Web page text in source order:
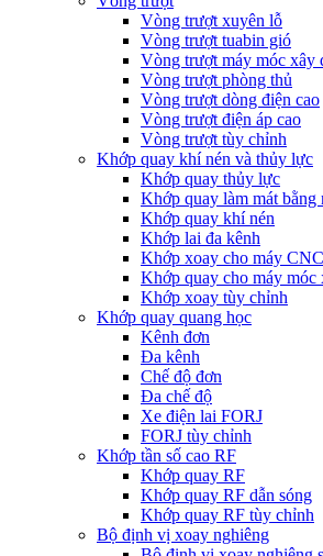
Vòng trượt xuyên lỗ
Vòng trượt tuabin gió
Vòng trượt máy móc xây
Vòng trượt phòng thủ
Vòng trượt dòng điện cao
Vòng trượt điện áp cao
Vòng trượt tùy chỉnh
Khớp quay khí nén và thủy lực
Khớp quay thủy lực
Khớp quay làm mát bằng
Khớp quay khí nén
Khớp lai đa kênh
Khớp xoay cho máy CNC
Khớp quay cho máy móc
Khớp xoay tùy chỉnh
Khớp quay quang học
Kênh đơn
Đa kênh
Chế độ đơn
Đa chế độ
Xe điện lai FORJ
FORJ tùy chỉnh
Khớp tần số cao RF
Khớp quay RF
Khớp quay RF dẫn sóng
Khớp quay RF tùy chỉnh
Bộ định vị xoay nghiêng